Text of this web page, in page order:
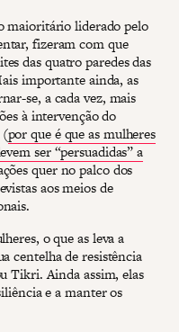
maioritário liderado pelo
fizeram com que
das quatro paredes das
importante ainda, as
se, a cada vez, mais
à intervenção do
(por que é que as mulheres
ser “persuadidas” a
quer no palco dos
aos meios de
o que as leva a
centelha de resistência
Tikri. Ainda assim, elas
e a manter os